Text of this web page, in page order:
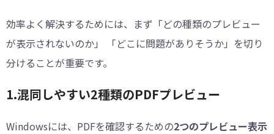
効率よく解決するためには、まず「どの種類のプレビュー
が表示されないのか」 「どこに問題がありそうか」を切り
分けることが重要です。
1.混同しやすい2種類のPDFプレビュー
Windowsには、PDFを確認するための2つのプレビュー表示